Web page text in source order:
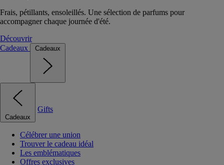
Frais, pétillants, ensoleillés. Une sélection de parfums pour
accompagner chaque journée d'été.
Découvrir
Cadeaux
Cadeaux
Cadeaux
Gifts
Célébrer une union
Trouver le cadeau idéal
Les emblématiques
Offres exclusives